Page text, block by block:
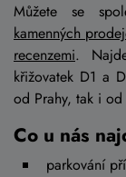
Můžete se
kamenných
recenzemi.
křižovatek D1 a
od Prahy, tak i
Co u nás
parkování